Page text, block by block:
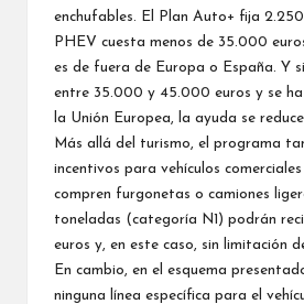
enchufables. El Plan Auto+ fija
PHEV cuesta menos de 35.000
es de fuera de Europa o España. Y
entre 35.000 y 45.000 euros y se
la Unión Europea, la ayuda se
Más allá del turismo, el programa
incentivos para vehículos
compren furgonetas o camiones
toneladas (categoría N1) podrán
euros y, en este caso, sin limitación
En cambio, en el esquema
ninguna línea específica para el